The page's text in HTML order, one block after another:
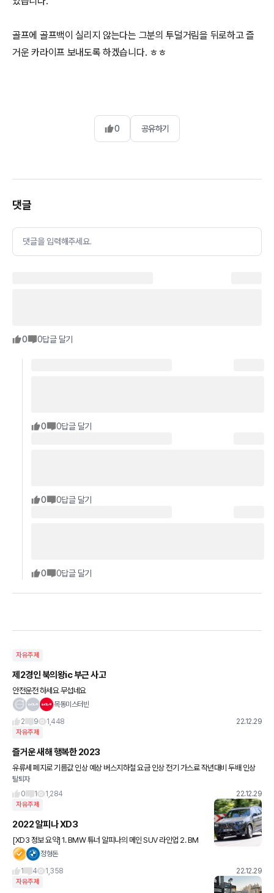
골프에 골프백이 실리지 않는다는 그분의 투덜거림을 뒤로하고 즐
거운 카라이프 보내도록 하겠습니다. ㅎㅎ
0 공유하기
댓글
댓글을 입력해주세요.
0 0답글 달기
0 0답글 달기
0 0답글 달기
0 0답글 달기
자유주제
제2경인 북의왕ic 부근 사고
안전운전 하세요 무섭네요
목동미스터빈
2
9 1,448 22.12.29
자유주제
즐거운 새해 행복한 2023
유류세 폐지로 기름값 인상 예상 버스지하철 요금 인상 전기 가스료 작년대비 두배 인상
탈퇴자
0
1 1,284 22.12.29
자유주제
2022 알피나 XD3
[XD3 정보 요약] 1. BMW 튜너 알피나의 메인 SUV 라인업 2. BM
W X3를 기반으로 제작 3. 알피나 자체 서스펜션, 브레이크, 스테인
정형돈
1
4 1,358 22.12.29
자유주제